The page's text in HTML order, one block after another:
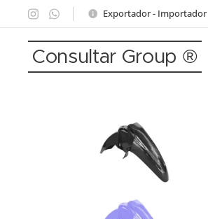
Exportador - Importador
Consultar Group ®